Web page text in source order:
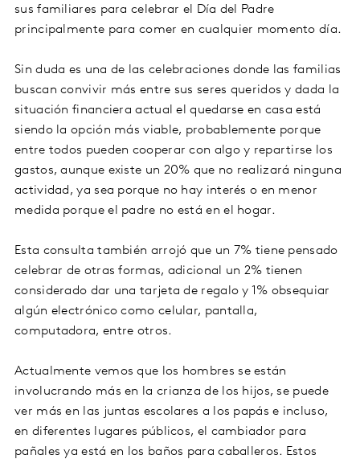
sus familiares para celebrar el Día del Padre
principalmente para comer en cualquier momento día.
Sin duda es una de las celebraciones donde las familias
buscan convivir más entre sus seres queridos y dada la
situación financiera actual el quedarse en casa está
siendo la opción más viable, probablemente porque
entre todos pueden cooperar con algo y repartirse los
gastos, aunque existe un 20% que no realizará ninguna
actividad, ya sea porque no hay interés o en menor
medida porque el padre no está en el hogar.
Esta consulta también arrojó que un 7% tiene pensado
celebrar de otras formas, adicional un 2% tienen
considerado dar una tarjeta de regalo y 1% obsequiar
algún electrónico como celular, pantalla,
computadora, entre otros.
Actualmente vemos que los hombres se están
involucrando más en la crianza de los hijos, se puede
ver más en las juntas escolares a los papás e incluso,
en diferentes lugares públicos, el cambiador para
pañales ya está en los baños para caballeros. Estos